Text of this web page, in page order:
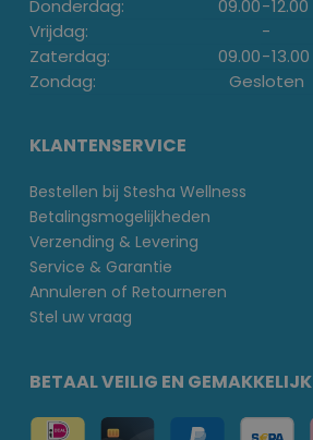
Donderdag:
09.00-12.00
Vrijdag:
-
Zaterdag:
09.00-13.00
Zondag:
Gesloten
KLANTENSERVICE
Bestellen bij Stesha Wellness
Betalingsmogelijkheden
Verzending & Levering
Service & Garantie
Annuleren of Retourneren
Stel uw vraag
BETAAL VEILIG EN GEMAKKELIJK